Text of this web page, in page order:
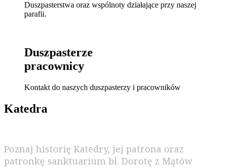
Duszpasterstwa oraz wspólnoty działające przy naszej
parafii.
Duszpasterze
pracownicy
Kontakt do naszych duszpasterzy i pracowników
Katedra
Poznaj historię Katedry, jej patrona oraz
patronkę sanktuarium bł. Dorotę z Mątów